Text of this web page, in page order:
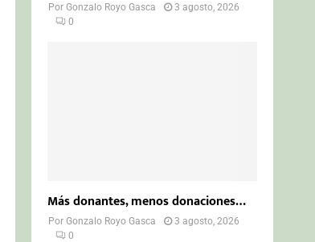
PorGonzalo Royo Gasca
3 agosto, 2026
0
Más donantes, menos donaciones…
PorGonzalo Royo Gasca
3 agosto, 2026
0